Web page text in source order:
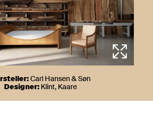
Carl Hansen & Søn
Designer: Klint, Kaare